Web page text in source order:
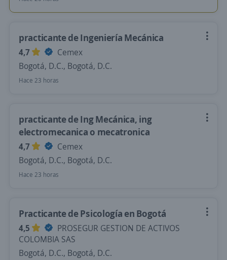
practicante de Ingeniería Mecánica
4,7
Cemex
Bogotá, D.C., Bogotá, D.C.
Hace 23 horas
practicante de Ing Mecánica, ing
electromecanica o mecatronica
4,7
Cemex
Bogotá, D.C., Bogotá, D.C.
Hace 23 horas
Practicante de Psicología en Bogotá
4,5
PROSEGUR GESTION DE ACTIVOS
COLOMBIA SAS
Bogotá, D.C., Bogotá, D.C.